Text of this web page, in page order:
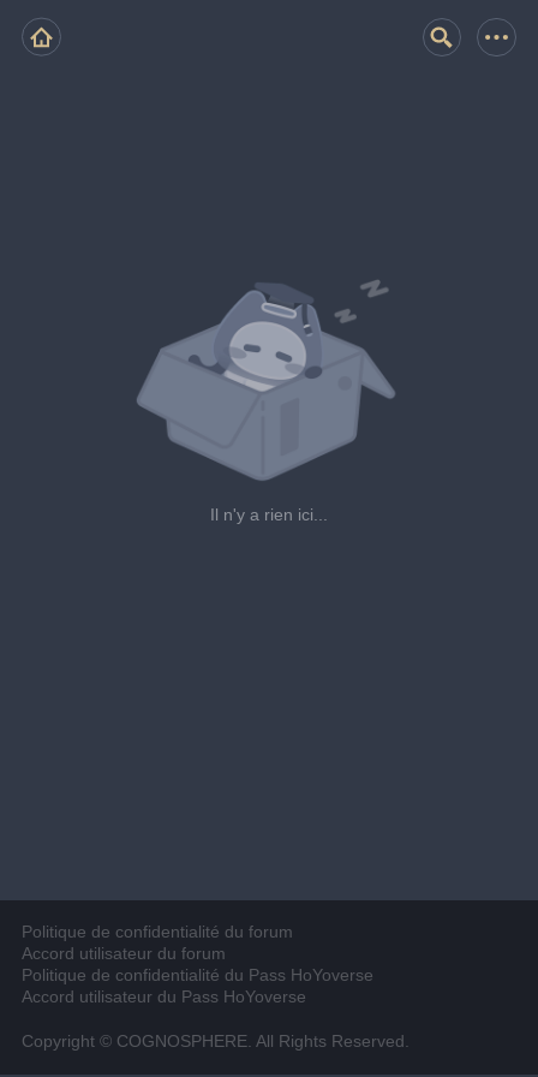
Il n'y a rien ici...
Politique de confidentialité du forum
Accord utilisateur du forum
Politique de confidentialité du Pass HoYoverse
Accord utilisateur du Pass HoYoverse
Copyright © COGNOSPHERE. All Rights Reserved.